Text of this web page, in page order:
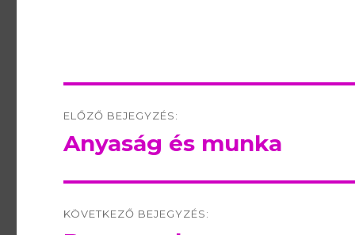
navigation
ELŐZŐ BEJEGYZÉS:
Előző
Anyaság és munka
KÖVETKEZŐ BEJEGYZÉS: